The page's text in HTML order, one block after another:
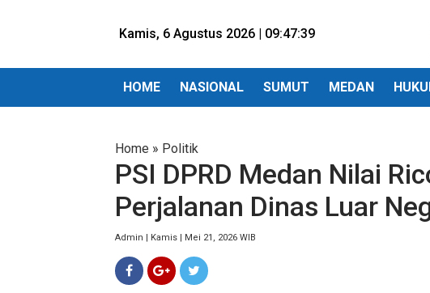
Kamis, 6 Agustus 2026 | 09:47:41
HOME NASIONAL SUMUT MEDAN
Home » Politik
PSI DPRD Medan Nilai
Perjalanan Dinas Luar
Admin | Kamis | Mei 21, 2026 WIB